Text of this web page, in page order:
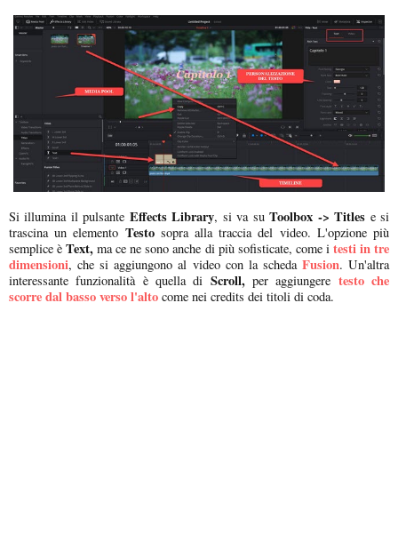
Si illumina il pulsante Effects Library, si va suToolbox -> Titles e si
trascina un elemento Testosopra alla traccia del video. L'opzione più
semplice è Text, ma ce ne sono anche di più sofisticate, come i testi in tre
dimensioni, che si aggiungono al video con la scheda Fusion. Un'altra
interessante funzionalità è quella di Scroll,per aggiungere testo che
scorre dal basso verso l'alto come nei credits dei titoli di coda.